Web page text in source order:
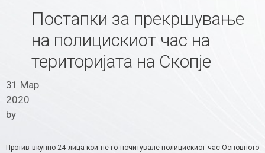
Постапки за прекршување
на полицискиот час на
територијата на Скопје
31 Мар
2020
by
Против вкупно 24 лица кои не го почитувале полицискиот час Основното